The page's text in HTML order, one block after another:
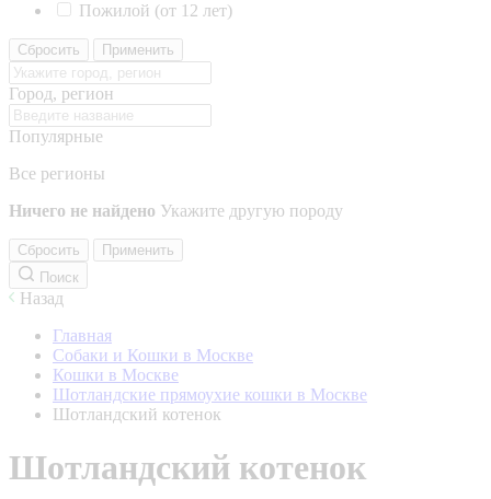
Пожилой (от 12 лет)
Сбросить Применить
Город, регион
Популярные
Все регионы
Ничего не найдено Укажите другую породу
Сбросить
Применить
Поиск
Назад
Главная
Собаки и Кошки в Москве
Кошки в Москве
Шотландские прямоухие кошки в Москве
Шотландский котенок
Шотландский котенок